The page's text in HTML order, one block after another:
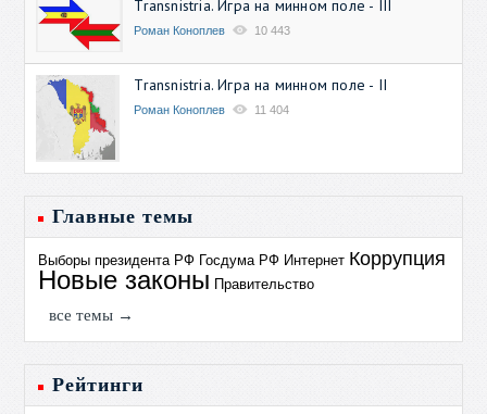
Transnistria. Игра на минном поле - III
Роман Коноплев 10 443
Transnistria. Игра на минном поле - II
Роман Коноплев 11 404
Главные темы
Выборы президента РФ Госдума РФ Интернет Коррупция
Новые законы Правительство
все темы →
Рейтинги